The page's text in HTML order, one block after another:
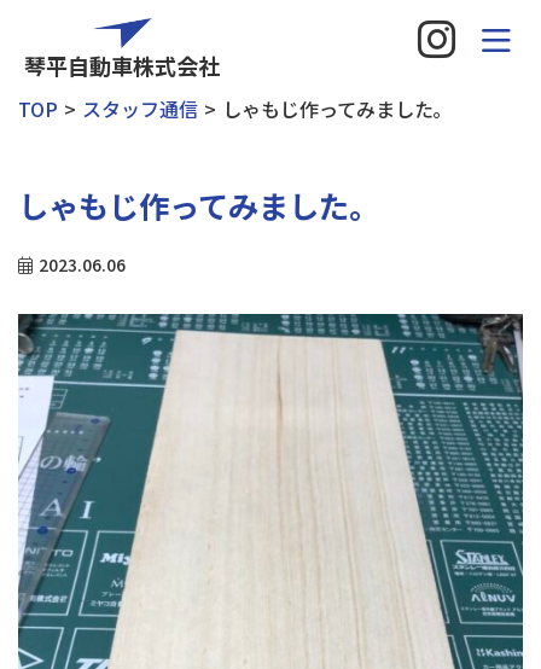
琴平自動車株式会社
TOP スタッフ通信 しゃもじ作ってみました｡
しゃもじ作ってみました｡
2023.06.06